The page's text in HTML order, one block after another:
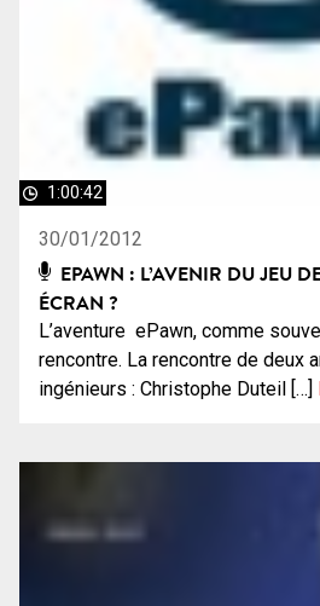
1:00:42
30/01/2012
EPAWN : L’AVENIR DU JEU
ÉCRAN ?
L’aventure ePawn, comme
rencontre. La rencontre de deux
ingénieurs : Christophe Duteil […]